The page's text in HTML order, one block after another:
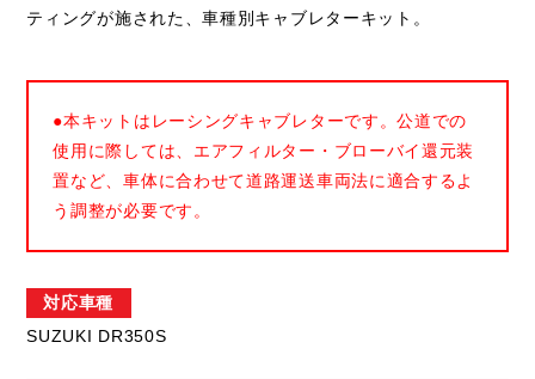
ティングが施された、車種別キャブレターキット。
●本キットはレーシングキャブレターです。公道での
使用に際しては、エアフィルター・ブローバイ還元装
置など、車体に合わせて道路運送車両法に適合するよ
う調整が必要です。
対応車種
SUZUKI DR350S